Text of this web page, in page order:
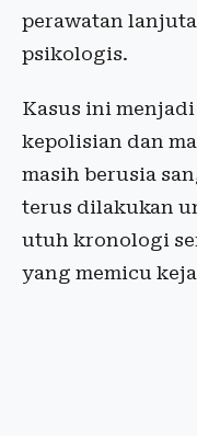
perawatan
psikologis.
Kasus ini
kepolisian dan
masih berusia
terus dilakukan
utuh kronologi
yang memicu